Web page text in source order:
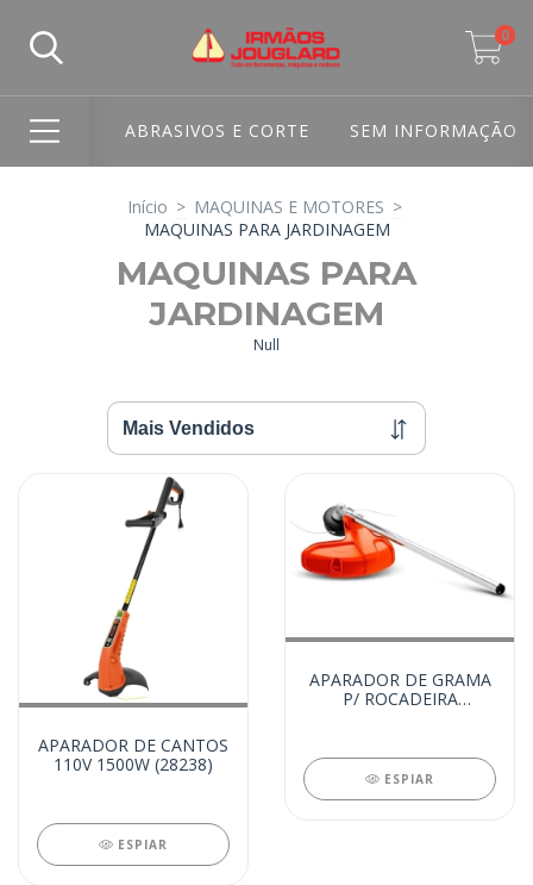
0
ABRASIVOS E CORTE SEM INFORMAÇÃO
Início > MAQUINAS E MOTORES >
MAQUINAS PARA JARDINAGEM
MAQUINAS PARA
JARDINAGEM
Null
APARADOR DE CANTOS
110V 1500W (28238)
ESPIAR
APARADOR DE GRAMA
P/ ROCADEIRA
ESPIAR